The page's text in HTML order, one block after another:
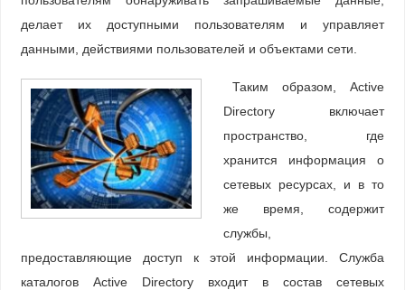
делает их доступными пользователям и управляет
данными, действиями пользователей и объектами сети.
Таким образом, Active
Directory включает
пространство, где
хранится информация о
сетевых ресурсах, и в то
же время, содержит
службы,
предоставляющие доступ к этой информации. Служба
каталогов Active Directory входит в состав сетевых